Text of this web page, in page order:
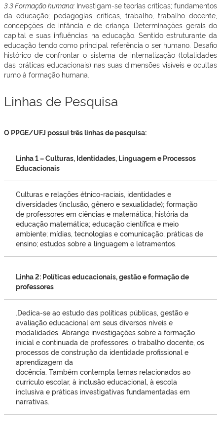
3.3 Formação humana: Investigam-se teorias críticas; fundamentos
da educação; pedagogias críticas, trabalho, trabalho docente,
concepções de infância e de criança. Determinações gerais do
capital e suas influências na educação. Sentido estruturante da
educação tendo como principal referência o ser humano. Desafio
histórico de confrontar o sistema de internalização (totalidades
das práticas educacionais) nas suas dimensões visíveis e ocultas
rumo à formação humana.
Linhas de Pesquisa
O PPGE/UFJ possui três linhas de pesquisa:
Linha 1 – Culturas, Identidades, Linguagem e Processos
Educacionais
Culturas e relações étnico-raciais, identidades e
diversidades (inclusão, gênero e sexualidade); formação
de professores em ciências e matemática; história da
educação matemática; educação científica e meio
ambiente; mídias, tecnologias e comunicação; práticas de
ensino; estudos sobre a linguagem e letramentos.
Linha 2: Políticas educacionais, gestão e formação de
professores
.Dedica-se ao estudo das políticas públicas, gestão e
avaliação educacional em seus diversos níveis e
modalidades. Abrange investigações sobre a formação
inicial e continuada de professores, o trabalho docente, os
processos de construção da identidade profissional e
aprendizagem da
docência. Também contempla temas relacionados ao
currículo escolar, à inclusão educacional, à escola
inclusiva e práticas investigativas fundamentadas em
narrativas.